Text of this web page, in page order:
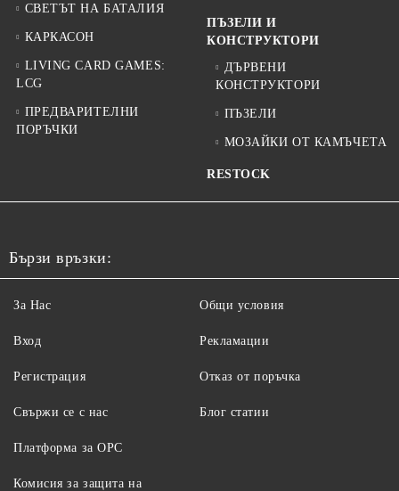
СВЕТЪТ НА БАТАЛИЯ
КАРКАСОН
LIVING CARD GAMES:
LCG
ПРЕДВАРИТЕЛНИ
ПОРЪЧКИ
ПЪЗЕЛИ И
КОНСТРУКТОРИ
ДЪРВЕНИ
КОНСТРУКТОРИ
ПЪЗЕЛИ
МОЗАЙКИ ОТ КАМЪЧЕТА
RESTOCK
Бързи връзки:
За Нас
Вход
Регистрация
Свържи се с нас
Общи условия
Рекламации
Отказ от поръчка
Блог статии
Платформа за ОРС
Комисия за защита на